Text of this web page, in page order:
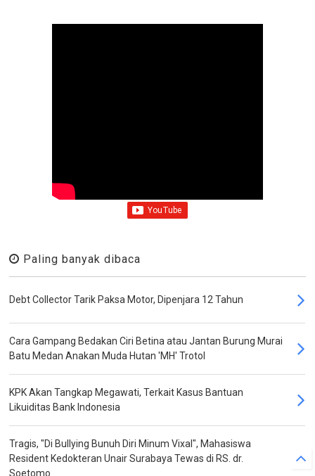
Paling banyak dibaca
Debt Collector Tarik Paksa Motor, Dipenjara 12 Tahun
Cara Gampang Bedakan Ciri Betina atau Jantan Burung Murai
Batu Medan Anakan Muda Hutan 'MH' Trotol
KPK Akan Tangkap Megawati, Terkait Kasus Bantuan
Likuiditas Bank Indonesia
Tragis, "Di Bullying Bunuh Diri Minum Vixal", Mahasiswa
Resident Kedokteran Unair Surabaya Tewas di RS. dr.
Soetomo